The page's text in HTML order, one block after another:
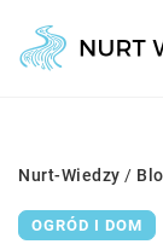
Nurt-Wiedzy /
OGRÓD I DOM